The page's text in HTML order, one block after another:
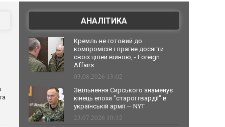
АНАЛІТИКА
Кремль не готовий до
компромісів і прагне досягти
своїх цілей війною, - Foreign
Affairs
03.08.2026 13:02
Звільнення Сирського знаменує
кінець епохи "старої гвардії" в
українській армії — NYT
23.07.2026 10:32